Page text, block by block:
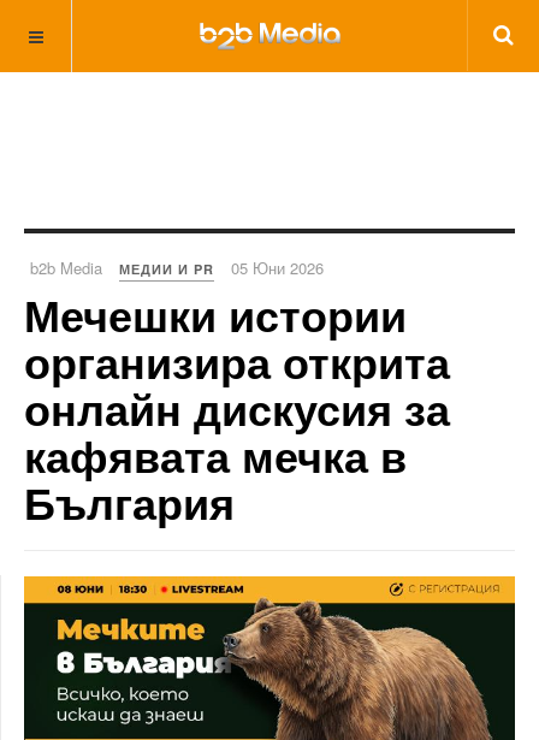
b2b Media МЕДИИ И PR 05 Юни 2026
Мечешки истории
организира открита
онлайн дискусия за
кафявата мечка в
България